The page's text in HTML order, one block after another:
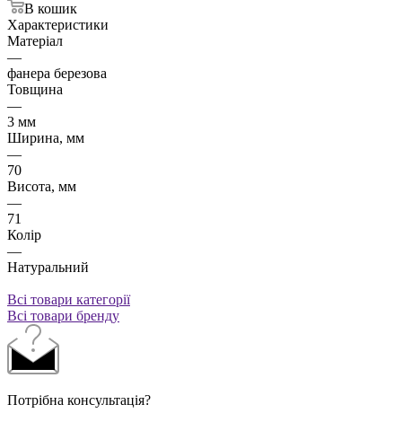
В кошик
Характеристики
Матеріал
—
фанера березова
Товщина
—
3 мм
Ширина, мм
—
70
Висота, мм
—
71
Колір
—
Натуральний
Всі товари категорії
Всі товари бренду
Потрібна консультація?